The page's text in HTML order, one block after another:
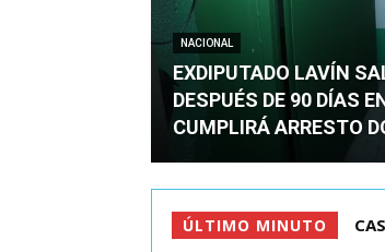
NACIONAL
EXDIPUTADO LAVÍN
DESPUÉS DE 90 DÍAS
CUMPLIRÁ ARRESTO
ÚLTIMO MINUTO TC